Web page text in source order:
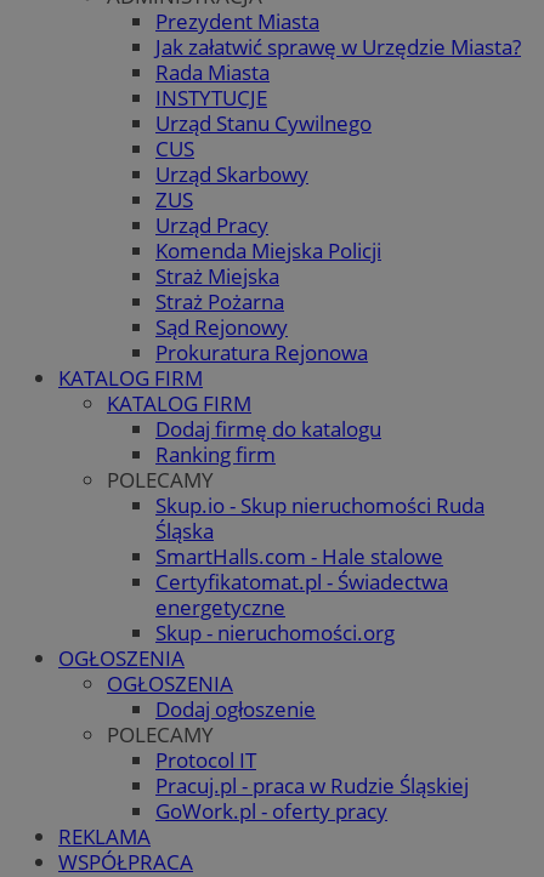
Prezydent Miasta
Jak załatwić sprawę w Urzędzie Miasta?
Rada Miasta
INSTYTUCJE
Urząd Stanu Cywilnego
CUS
Urząd Skarbowy
ZUS
Urząd Pracy
Komenda Miejska Policji
Straż Miejska
Straż Pożarna
Sąd Rejonowy
Prokuratura Rejonowa
KATALOG FIRM
KATALOG FIRM
Dodaj firmę do katalogu
Ranking firm
POLECAMY
Skup.io - Skup nieruchomości Ruda
Śląska
SmartHalls.com - Hale stalowe
Certyfikatomat.pl - Świadectwa
energetyczne
Skup - nieruchomości.org
OGŁOSZENIA
OGŁOSZENIA
Dodaj ogłoszenie
POLECAMY
Protocol IT
Pracuj.pl - praca w Rudzie Śląskiej
GoWork.pl - oferty pracy
REKLAMA
WSPÓŁPRACA